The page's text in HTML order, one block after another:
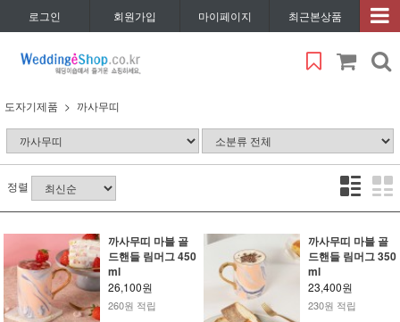
로그인 회원가입 마이페이지 최근본상품
도자기제품 까사무띠
정렬
까사무띠 마블 골
드핸들 림머그 450
ml
26,100원
260원 적립
까사무띠 마블 골
드핸들 림머그 350
ml
23,400원
230원 적립